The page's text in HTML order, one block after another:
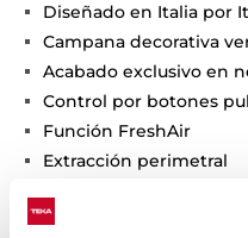
Diseñado en Italia por
Campana decorativa
Acabado exclusivo en
Control por botones
Función FreshAir
Extracción perimetral
3 velocidades + 1